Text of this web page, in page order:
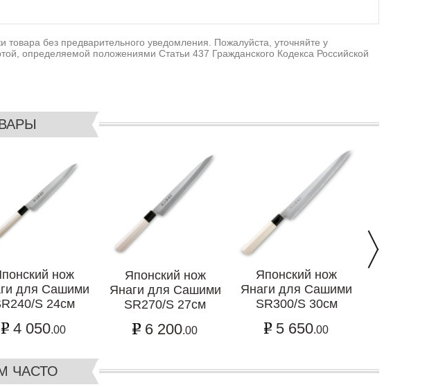
без предварительного уведомления. Пожалуйста, уточняйте у
определяемой положениями Статьи 437 Гражданского Кодекса Российской
нож
для Сашими
S 24см
4 050.00
Японский нож
Янаги для Сашими
SR270/S 27см
6 200.00
Японский нож
Янаги для Сашими
SR300/S 30см
5 650.00
ЧАСТО